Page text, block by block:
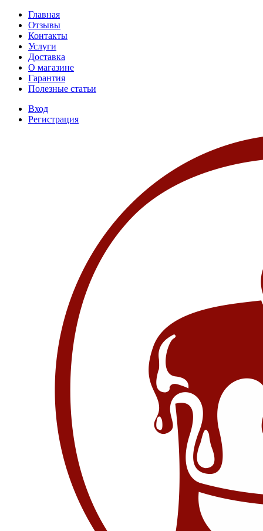
Главная
Отзывы
Контакты
Услуги
Доставка
О магазине
Гарантия
Полезные статьи
Вход
Регистрация